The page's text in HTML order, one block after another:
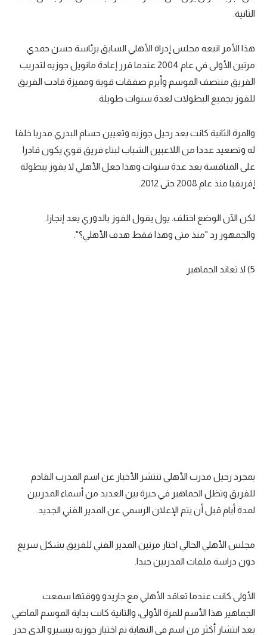
الثانية.
هذا الأمر اتبعه مجلس إدراة الأهلي السابق برئاسة حسن حمدي
مرتين الأولى في عام 2004 عندما قرر إعادة مانويل جوزيه لتدريب
الفريق منتصف الموسم وأبرم صفقات قوية ومميزة قادت الفريق
للفوز بجميع البطولات لعدة سنوات طويلة.
والمرة الثانية كانت بعد رحيل جوزيه وتعيين حسام البدري مدربا خلفا
له وتصعيد عددا من اللاعبين الشباب لبناء فريق قوي يكون قادرا
على المنافسة بعد عدة سنوات وهذا جعل الأهلي لا يفوز ببطولة
إفريقيا منذ عام 2008 حتى 2012.
لكن الآن الوضع اختلف. يول يقول الفوز بالدوري يعد إنجازا.
والجمهور رد "منذ متى وهذا فقط هدف الأهلي؟".
5) لا تعاند الجماهير
بمجرد رحيل مدرب الأهلي تنتشر الأخبار عن اسم المدرب القادم
للفريق وتظل الجماهير في حيرة بين العديد من أسماء المدربين
لمدة أيام قبل أن يتم الإعلان الرسمي عن المدير الفني الجديد.
مجلس الأهلي الحالي اختار مرتين المدير الفني للفريق بشكل سريع
دون دراسة ملفات المدربين جيدا.
الأولى كانت عندما تعاقد الأهلي مع جاريدو ووقتها سمعت
الجماهير هذا الأسم للمرة الأولى، والثانية كانت بداية الموسم الماضي
بعد انتشار أكثر من اسم في النهاية تم اختيار جوزيه بيسيرو الذي حذر